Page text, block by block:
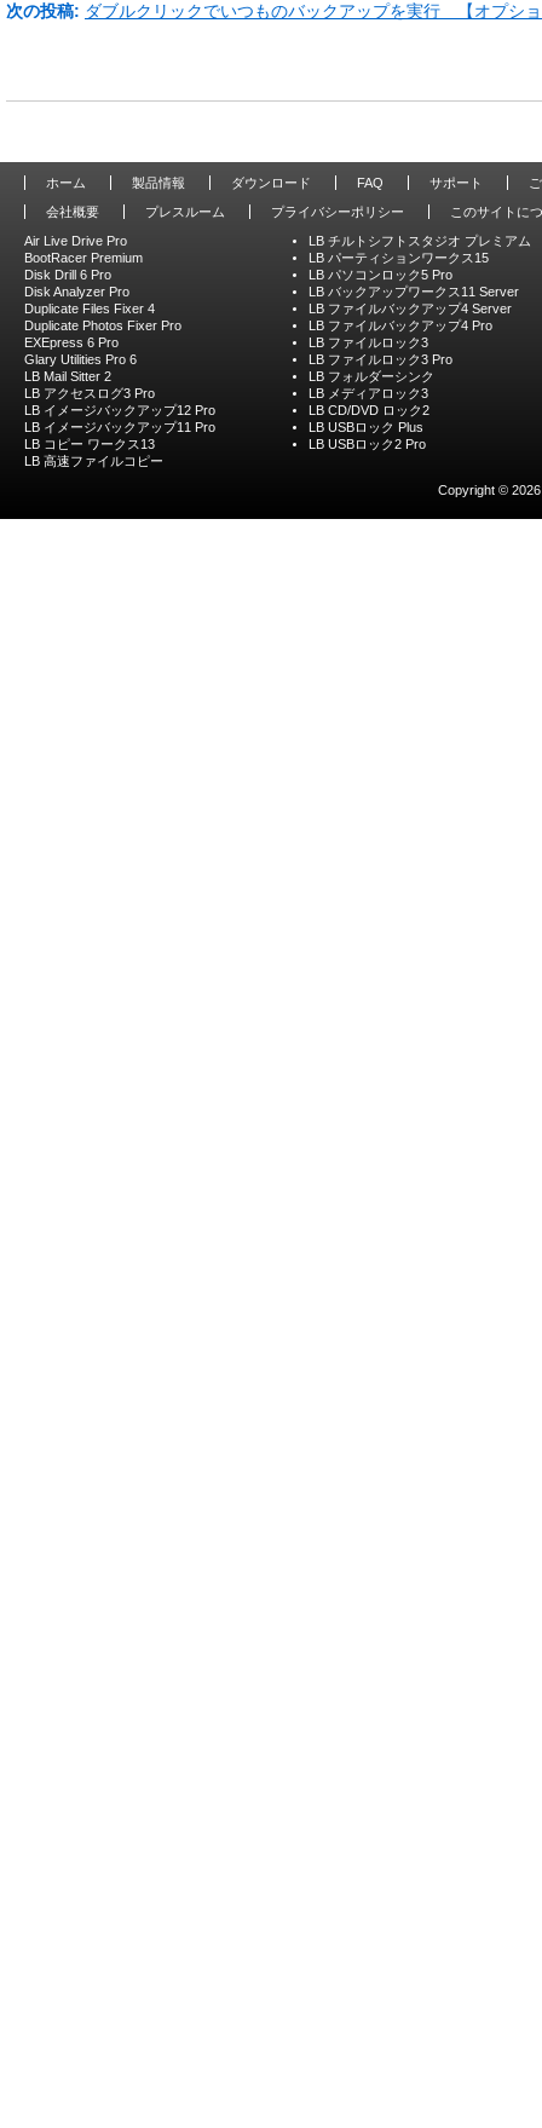
次の投稿: ダブルクリックでいつものバックアップを実行 【オプシ
ホーム 製品情報 ダウンロード FAQ サポート
会社概要
プレスルーム プライバシーポリシー
このサイトに
Air Live Drive Pro
BootRacer Premium
Disk Drill 6 Pro
Disk Analyzer Pro
Duplicate Files Fixer 4
Duplicate Photos Fixer Pro
EXEpress 6 Pro
Glary Utilities Pro 6
LB Mail Sitter 2
LB アクセスログ3 Pro
LB イメージバックアップ12 Pro
LB イメージバックアップ11 Pro
LB コピー ワークス13
LB 高速ファイルコピー
LB チルトシフトスタジオ プレミアム
LB パーティションワークス15
LB パソコンロック5 Pro
LB バックアップワークス11 Server
LB ファイルバックアップ4 Server
LB ファイルバックアップ4 Pro
LB ファイルロック3
LB ファイルロック3 Pro
LB フォルダーシンク
LB メディアロック3
LB CD/DVD ロック2
LB USBロック Plus
LB USBロック2 Pro
Copyright ©